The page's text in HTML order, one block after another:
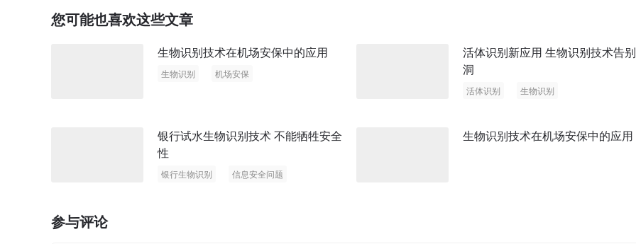
您可能也喜欢这些文章
生物识别技术在机场安保中的应用
生物识别 机场安保
活体识别新应用 生物识别技术告
洞
活体识别 生物识别
银行试水生物识别技术 不能牺牲安全
性
银行生物识别
信息安全问题
生物识别技术在机场安保中的应用
参与评论